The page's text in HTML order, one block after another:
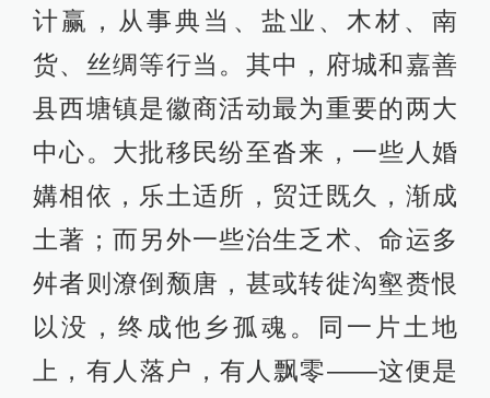
计赢，从事典当、盐业、木材、南
货、丝绸等行当。其中，府城和嘉善
县西塘镇是徽商活动最为重要的两大
中心。大批移民纷至沓来，一些人婚
媾相依，乐土适所，贸迁既久，渐成
土著；而另外一些治生乏术、命运多
舛者则潦倒颓唐，甚或转徙沟壑赉恨
以没，终成他乡孤魂。同一片土地
上，有人落户，有人飘零——这便是